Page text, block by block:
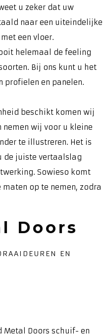
u zeker dat uw
naar een uiteindelijke
een vloer.
helemaal de feeling
Bij ons kunt u het
profielen en panelen.
beschikt komen wij
nemen wij voor u kleine
te illustreren. Het is
de juiste vertaalslag
Sowieso komt
op te nemen, zodra
Doors
EN
Metal Doors schuif- en